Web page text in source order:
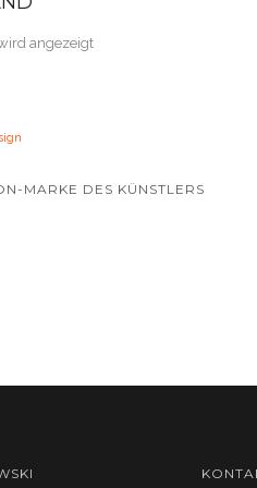
angezeigt
MARKE DES KÜNSTLERS